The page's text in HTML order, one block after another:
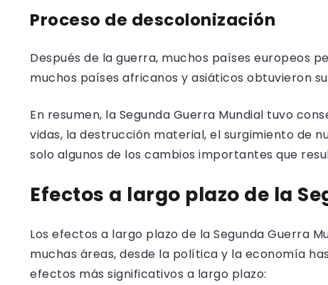
Proceso de descolonización
Después de la guerra, muchos países europeos
muchos países africanos y asiáticos obtuvieron
En resumen, la Segunda Guerra Mundial tuvo
vidas, la destrucción material, el surgimiento de
solo algunos de los cambios importantes que
Efectos a largo plazo de la
Los efectos a largo plazo de la Segunda Guerra
muchas áreas, desde la política y la economía
efectos más significativos a largo plazo: